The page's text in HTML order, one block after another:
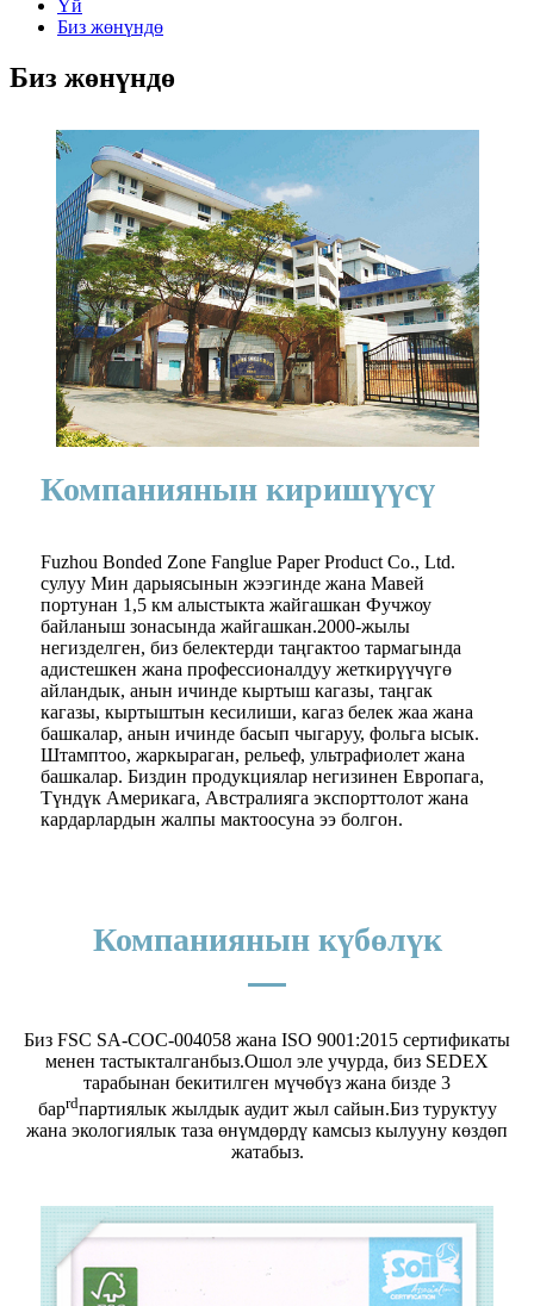
Үй
Биз жөнүндө
Биз жөнүндө
Компаниянын киришүүсү
Fuzhou Bonded Zone Fanglue Paper Product Co., Ltd.
сулуу Мин дарыясынын жээгинде жана Мавей
портунан 1,5 км алыстыкта ​​жайгашкан Фучжоу
байланыш зонасында жайгашкан.2000-жылы
негизделген, биз белектерди таңгактоо тармагында
адистешкен жана профессионалдуу жеткирүүчүгө
айландык, анын ичинде кыртыш кагазы, таңгак
кагазы, кыртыштын кесилиши, кагаз белек жаа жана
башкалар, анын ичинде басып чыгаруу, фольга ысык.
Штамптоо, жаркыраган, рельеф, ультрафиолет жана
башкалар. Биздин продукциялар негизинен Европага,
Түндүк Америкага, Австралияга экспорттолот жана
кардарлардын жалпы мактоосуна ээ болгон.
Компаниянын күбөлүк
Биз FSC SA-COC-004058 жана ISO 9001:2015 сертификаты
менен тастыкталганбыз.Ошол эле учурда, биз SEDEX
тарабынан бекитилген мүчөбүз жана бизде 3
барrdпартиялык жылдык аудит жыл сайын.Биз туруктуу
жана экологиялык таза өнүмдөрдү камсыз кылууну көздөп
жатабыз.